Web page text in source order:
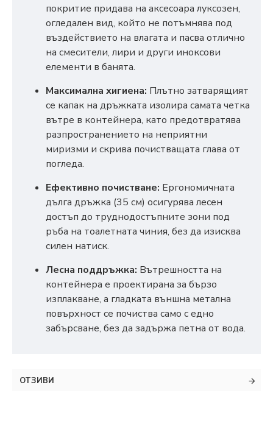
покритие придава на аксесоара луксозен,
огледален вид, който не потъмнява под
въздействието на влагата и пасва отлично
на смесители, лири и други иноксови
елементи в банята.
Максимална хигиена: Плътно затварящият
се капак на дръжката изолира самата четка
вътре в контейнера, като предотвратява
разпространението на неприятни
миризми и скрива почистващата глава от
погледа.
Ефективно почистване: Ергономичната
дълга дръжка (35 см) осигурява лесен
достъп до труднодостъпните зони под
ръба на тоалетната чиния, без да изисква
силен натиск.
Лесна поддръжка: Вътрешността на
контейнера е проектирана за бързо
изплакване, а гладката външна метална
повърхност се почиства само с едно
забърсване, без да задържа петна от вода.
ОТЗИВИ